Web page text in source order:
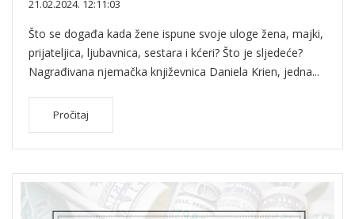
21.02.2024. 12:11:03
Što se događa kada žene ispune svoje uloge žena, majki,
prijateljica, ljubavnica, sestara i kćeri? Što je sljedeće?
Nagrađivana njemačka književnica Daniela Krien, jedna...
Pročitaj